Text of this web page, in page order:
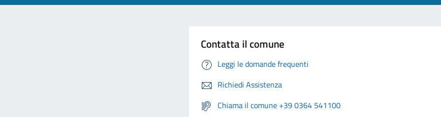
Contatta il comune
Leggi le domande frequenti
Richiedi Assistenza
Chiama il comune +39 0364 541100